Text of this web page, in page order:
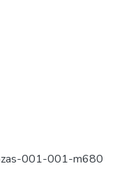
001-001-m680